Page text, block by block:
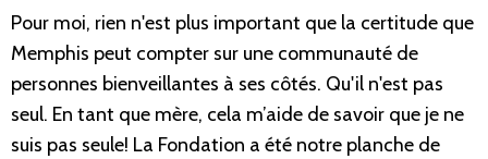
Pour moi, rien n'est plus important que la certitude que
Memphis peut compter sur une communauté de
personnes bienveillantes à ses côtés. Qu'il n'est pas
seul. En tant que mère, cela m’aide de savoir que je ne
suis pas seule! La Fondation a été notre planche de